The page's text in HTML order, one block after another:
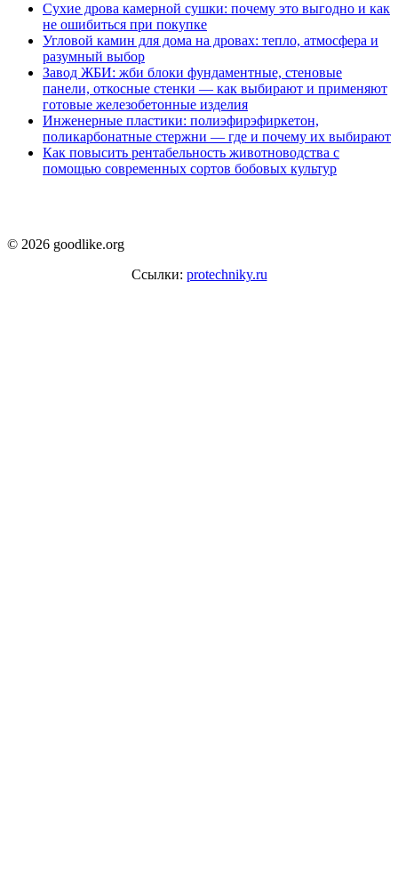
Сухие дрова камерной сушки: почему это выгодно и как
не ошибиться при покупке
Угловой камин для дома на дровах: тепло, атмосфера и
разумный выбор
Завод ЖБИ: жби блоки фундаментные, стеновые
панели, откосные стенки — как выбирают и применяют
готовые железобетонные изделия
Инженерные пластики: полиэфирэфиркетон,
поликарбонатные стержни — где и почему их выбирают
Как повысить рентабельность животноводства с
помощью современных сортов бобовых культур
© 2026 goodlike.org
Ссылки: protechniky.ru